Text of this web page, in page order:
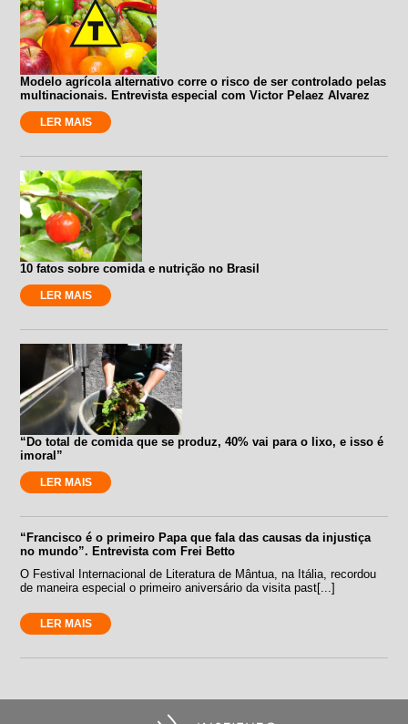
Modelo agrícola alternativo corre o risco de ser controlado pelas
multinacionais. Entrevista especial com Victor Pelaez Alvarez
LER MAIS
10 fatos sobre comida e nutrição no Brasil
LER MAIS
“Do total de comida que se produz, 40% vai para o lixo, e isso é
imoral”
LER MAIS
“Francisco é o primeiro Papa que fala das causas da injustiça
no mundo”. Entrevista com Frei Betto
O Festival Internacional de Literatura de Mântua, na Itália, recordou
de maneira especial o primeiro aniversário da visita past[...]
LER MAIS